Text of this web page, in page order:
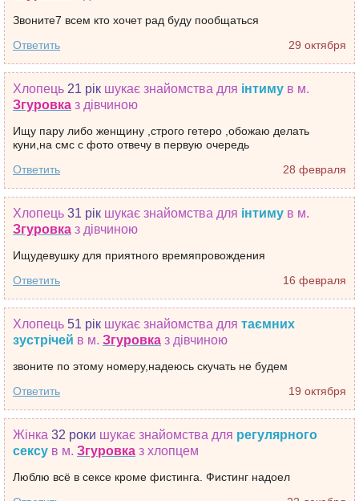
Звоните7 всем кто хочет рад буду пообщаться
29 октября
Ответить
Хлопець 21 рік шукає знайомства для інтиму в м.
Згуровка з дівчиною
Ищу пару либо женщину ,строго гетеро ,обожаю делать
куни,на смс с фото отвечу в первую очередь
28 февраля
Ответить
Хлопець 31 рік шукає знайомства для інтиму в м.
Згуровка з дівчиною
Ищудевушку для приятного времяпровождения
16 февраля
Ответить
Хлопець 51 рік шукає знайомства для таємних
зустрічей в м. Згуровка з дівчиною
звоните по этому номеру,надеюсь скучать не будем
19 октября
Ответить
Жінка 32 роки шукає знайомства для регулярного
сексу в м. Згуровка з хлопцем
Люблю всё в сексе кроме фистинга. Фистинг надоел